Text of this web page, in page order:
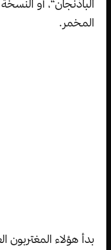
الباذنجان“، أو
المخمر.
بدأ هؤلاء المغتربون